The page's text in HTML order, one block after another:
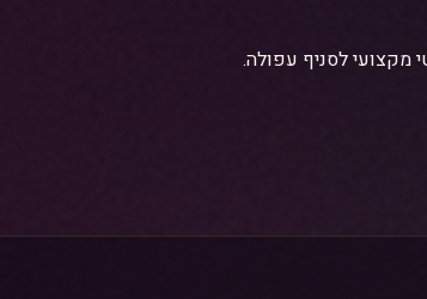
מקצועי לסניף עפולה.